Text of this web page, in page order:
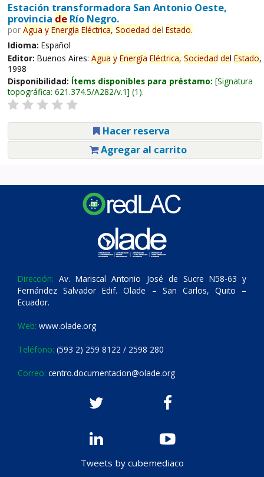
Estación transformadora San Antonio Oeste,
provincia deRío Negro.
por Agua y Energía Eléctrica, Sociedad del Estado.
Idioma: Español
Editor: Buenos Aires: Agua y Energía Eléctrica, Sociedad del Estado,
1998
Disponibilidad: Ítems disponibles para préstamo: Signatura
topográfica: 621.374.5/A282/v.1 (1).
Hacer reserva
Agregar al carrito
Dirección: Av. Mariscal Antonio José de Sucre N58-63 y
Fernández Salvador Edif. Olade – San Carlos, Quito –
Ecuador.
Web: www.olade.org
Teléfono: (593 2) 259 8122 / 2598 280
Correo: centro.documentacion@olade.org
Tweets by cubemediaco